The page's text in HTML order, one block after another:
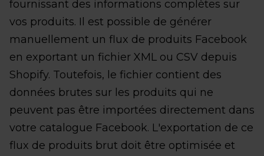
fournissant des informations complètes sur
vos produits. Il est possible de générer
manuellement un flux de produits Facebook
en exportant un fichier XML ou CSV depuis
Shopify. Toutefois, le fichier contient des
données brutes sur les produits qui ne
peuvent pas être importées directement dans
votre catalogue Facebook. L'exportation de ce
flux de produits brut doit être optimisée et